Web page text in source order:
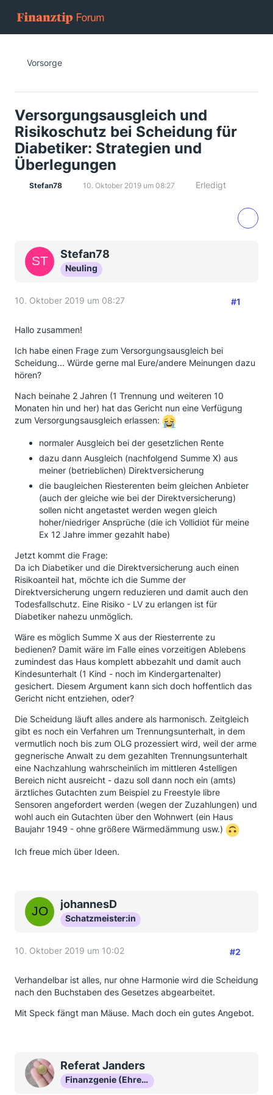
Vorsorge
Versorgungsausgleich und
Risikoschutz bei Scheidung für
Diabetiker: Strategien und
Überlegungen
Stefan78 10. Oktober 2019 um 08:27 Erledigt
Stefan78
Neuling
10. Oktober 2019 um 08:27 #1
Hallo zusammen!
Ich habe einen Frage zum Versorgungsausgleich bei
Scheidung... Würde gerne mal Eure/andere Meinungen dazu
hören?
Nach beinahe 2 Jahren (1 Trennung und weiteren 10
Monaten hin und her) hat das Gericht nun eine Verfügung
zum Versorgungsausgleich erlassen:
normaler Ausgleich bei der gesetzlichen Rente
dazu dann Ausgleich (nachfolgend Summe X) aus
meiner (betrieblichen) Direktversicherung
die baugleichen Riesterenten beim gleichen Anbieter
(auch der gleiche wie bei der Direktversicherung)
sollen nicht angetastet werden wegen gleich
hoher/niedriger Ansprüche (die ich Vollidiot für meine
Ex 12 Jahre immer gezahlt habe)
Jetzt kommt die Frage:
Da ich Diabetiker und die Direktversicherung auch einen
Risikoanteil hat, möchte ich die Summe der
Direktversicherung ungern reduzieren und damit auch den
Todesfallschutz. Eine Risiko - LV zu erlangen ist für
Diabetiker nahezu unmöglich.
Wäre es möglich Summe X aus der Riesterrente zu
bedienen? Damit wäre im Falle eines vorzeitigen Ablebens
zumindest das Haus komplett abbezahlt und damit auch
Kindesunterhalt (1 Kind - noch im Kindergartenalter)
gesichert. Diesem Argument kann sich doch hoffentlich das
Gericht nicht entziehen, oder?
Die Scheidung läuft alles andere als harmonisch. Zeitgleich
gibt es noch ein Verfahren um Trennungsunterhalt, in dem
vermutlich noch bis zum OLG prozessiert wird, weil der arme
gegnerische Anwalt zu dem gezahlten Trennungsunterhalt
eine Nachzahlung wahrscheinlich im mittleren 4stelligen
Bereich nicht ausreicht - dazu soll dann noch ein (amts)
ärztliches Gutachten zum Beispiel zu Freestyle libre
Sensoren angefordert werden (wegen der Zuzahlungen) und
wohl auch ein Gutachten über den Wohnwert (ein Haus
Baujahr 1949 - ohne größere Wärmedämmung usw.)
Ich freue mich über Ideen.
johannesD
Schatzmeister:in
10. Oktober 2019 um 10:02 #2
Verhandelbar ist alles, nur ohne Harmonie wird die Scheidung
nach den Buchstaben des Gesetzes abgearbeitet.
Mit Speck fängt man Mäuse. Mach doch ein gutes Angebot.
Referat Janders
Finanzgenie (Ehrenmitglied)